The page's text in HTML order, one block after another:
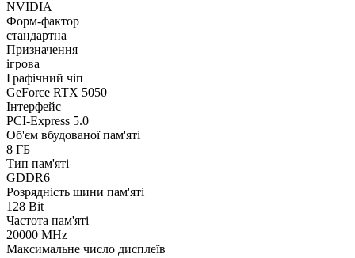
NVIDIA
Форм-фактор
стандартна
Призначення
ігрова
Графічний чіп
GeForce RTX 5050
Інтерфейс
PCI-Express 5.0
Об'єм вбудованої пам'яті
8 ГБ
Тип пам'яті
GDDR6
Розрядність шини пам'яті
128 Bit
Частота пам'яті
20000 MHz
Максимальне число дисплеїв